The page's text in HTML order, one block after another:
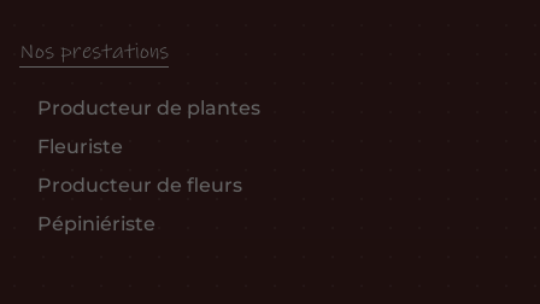
Nos prestations
Producteur de plantes
Fleuriste
Producteur de fleurs
Pépiniériste